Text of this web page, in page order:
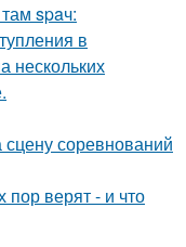
spaч:
в
нескольких
соревнований
верят - и что